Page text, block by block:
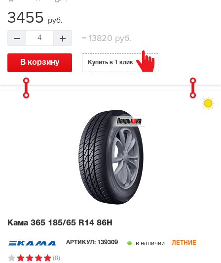
3455 руб.
4 =13820 руб.
В корзину Купить в 1 клик
Кама 365 185/65 R14 86H
АРТИКУЛ: 139309 в наличии ЛЕТНИЕ
(8)